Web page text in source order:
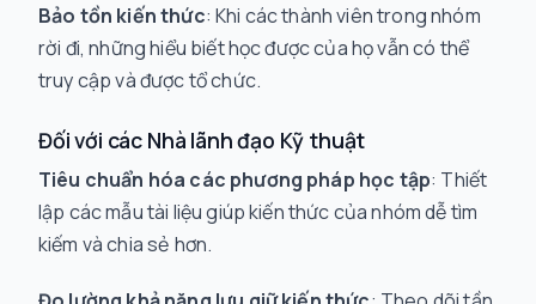
Bảo tồn kiến thức: Khi các thành viên trong nhóm
rời đi, những hiểu biết học được của họ vẫn có thể
truy cập và được tổ chức.
Đối với các Nhà lãnh đạo Kỹ thuật
Tiêu chuẩn hóa các phương pháp học tập: Thiết
lập các mẫu tài liệu giúp kiến thức của nhóm dễ tìm
kiếm và chia sẻ hơn.